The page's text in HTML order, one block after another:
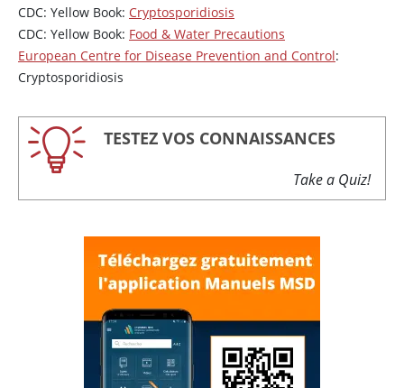
CDC: Yellow Book: Cryptosporidiosis
CDC: Yellow Book: Food & Water Precautions
European Centre for Disease Prevention and Control:
Cryptosporidiosis
TESTEZ VOS CONNAISSANCES
Take a Quiz!